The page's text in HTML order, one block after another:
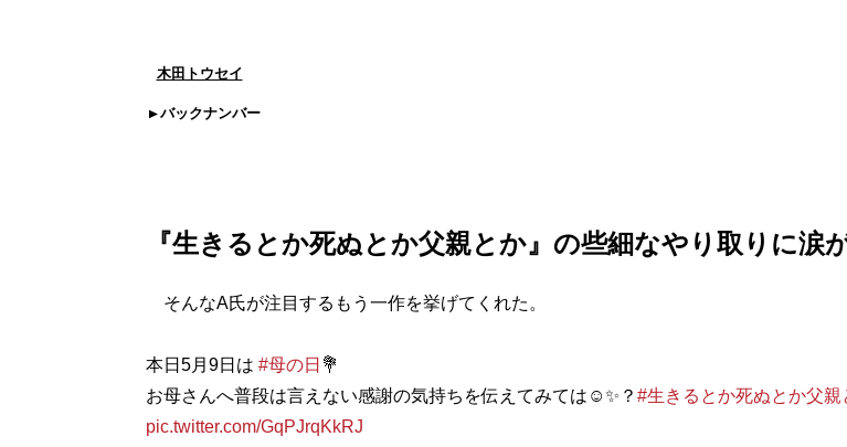
木田トウセイ
バックナンバー
『生きるとか死ぬとか父親とか』の些細なやり取りに涙
そんなA氏が注目するもう一作を挙げてくれた。
本日5月9日は #母の日 💐
お母さんへ普段は言えない感謝の気持ちを伝えてみては☺️✨？ #生きるとか死ぬとか父親
pic.twitter.com/GqPJrqKkRJ